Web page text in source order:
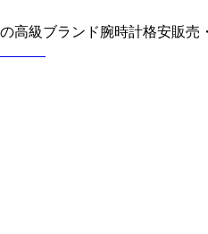
高級ブランド腕時計格安販